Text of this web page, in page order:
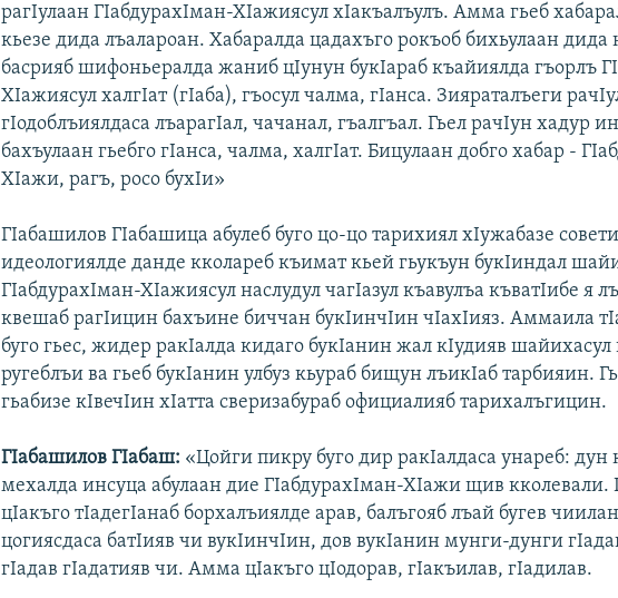
рагIулаан ГIабдурахIман-ХIажиясул хIакъалъулъ. Амма гьеб
кьезе дида лъалароан. Хабаралда цадахъго рокъоб бихьулаан
басрияб шифоньералда жаниб цIунун букIараб къайиялда гъорлъ
ХIажиясул халгIат (гIаба), гъосул чалма, гIанса. Зияраталъеги
гIодоблъиялдаса лъарагIал, чачанал, гъалгъал. Гьел рачIун хадур
бахъулаан гьебго гIанса, чалма, халгIат. Бицулаан добго хабар -
ХIажи, рагъ, росо бухIи»
ГIабашилов ГIабашица абулеб буго цо-цо тарихиял хIужабазе
идеологиялде данде кколареб къимат кьей гьукъун букIиндал
ГIабдурахIман-ХIажиясул наслудул чагIазул къавулъа къватІибе я
квешаб рагIицин бахъине биччан букIинчIин чIахIияз. Аммаила
буго гьес, жидер ракIалда кидаго букIанин жал кIудияв шайихасул
ругеблъи ва гьеб букIанин улбуз кьураб бищун лъикIаб тарбияин.
гьабизе кIвечIин хIатта сверизабураб официалияб тарихалъгицин.
ГIабашилов ГIабаш: «Цойги пикру буго дир ракIалдаса унареб: дун
мехалда инсуца абулаан дие ГIабдурахIман-ХIажи щив кколевали.
цIакъго тIадегIанаб борхалъиялде арав, балъгояб лъай бугев
цогиясдаса батIияв чи вукIинчIин, дов вукIанин мунги-дунги
гIадав гIадатияв чи. Амма цIакъго цIодорав, гIакъилав, гIадилав.